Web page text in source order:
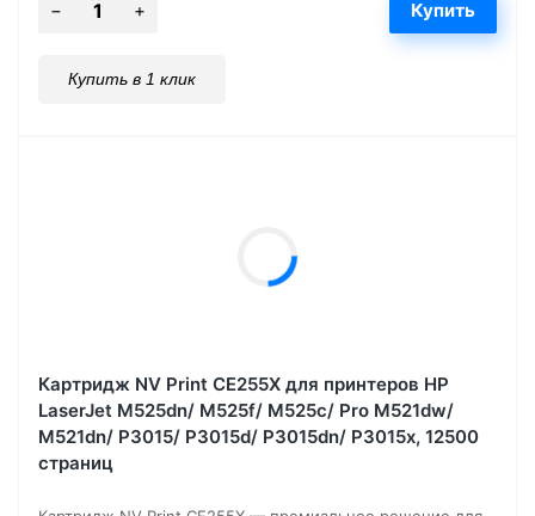
Купить в 1 клик
Картридж NV Print CE255X для принтеров HP
LaserJet M525dn/ M525f/ M525c/ Pro M521dw/
M521dn/ P3015/ P3015d/ P3015dn/ P3015x, 12500
страниц